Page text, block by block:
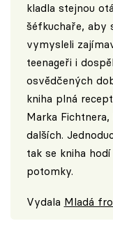
kladla stejnou
šéfkuchaře, aby
vymysleli
teenageři i
osvědčených
kniha plná
Marka
dalších.
tak se kniha
potomky.
Vydala Mladá